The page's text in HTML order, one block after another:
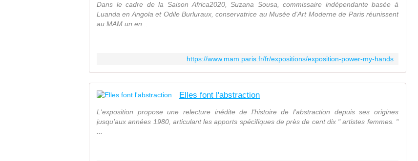
Dans le cadre de la Saison Africa2020, Suzana Sousa, commissaire indépendante basée à
Luanda en Angola et Odile Burluraux, conservatrice au Musée d'Art Moderne de Paris réunissent
au MAM un en...
https://www.mam.paris.fr/fr/expositions/exposition-power-my-hands
Elles font l'abstraction
L'exposition propose une relecture inédite de l'histoire de l'abstraction depuis ses origines
jusqu'aux années 1980, articulant les apports spécifiques de près de cent dix " artistes femmes. "